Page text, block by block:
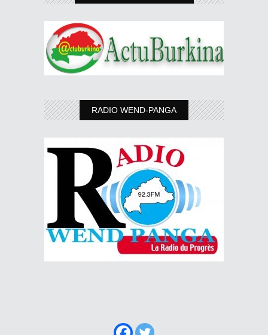
RADIO WEND-PANGA